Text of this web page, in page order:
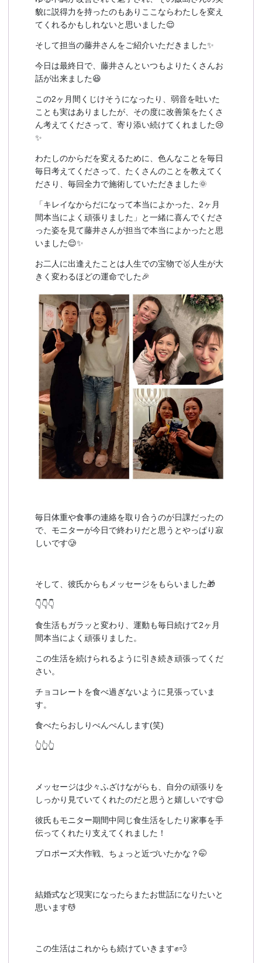
貌に説得力を持ったのもありここならわたしを変え
てくれるかもしれないと思いました😌
そして担当の藤井さんをご紹介いただきました✨
今日は最終日で、藤井さんといつもよりたくさんお
話が出来ました😆
この2ヶ月間くじけそうになったり、弱音を吐いた
ことも実はありましたが、その度に改善策をたくさ
ん考えてくださって、寄り添い続けてくれました😢
✨
わたしのからだを変えるために、色んなことを毎日
毎日考えてくださって、たくさんのことを教えてく
ださり、毎回全力で施術していただきました🌞
「キレイなからだになって本当によかった、2ヶ月
間本当によく頑張りました」と一緒に喜んでくださ
った姿を見て藤井さんが担当で本当によかったと思
いました😌✨
お二人に出逢えたことは人生での宝物で🥇人生が大
きく変わるほどの運命でした🎉
毎日体重や食事の連絡を取り合うのが日課だったの
で、モニターが今日で終わりだと思うとやっぱり寂
しいです🥲
そして、彼氏からもメッセージをもらいました🎁
👇👇👇
食生活もガラッと変わり、運動も毎日続けて2ヶ月
間本当によく頑張りました。
この生活を続けられるように引き続き頑張ってくだ
さい。
チョコレートを食べ過ぎないように見張っていま
す。
食べたらおしりぺんぺんします(笑)
👆👆👆
メッセージは少々ふざけながらも、自分の頑張りを
しっかり見ていてくれたのだと思うと嬉しいです😌
彼氏もモニター期間中同じ食生活をしたり家事を手
伝ってくれたり支えてくれました！
プロポーズ大作戦、ちょっと近づいたかな？🤭
結婚式など現実になったらまたお世話になりたいと
思います💆
この生活はこれからも続けていきます✊💨